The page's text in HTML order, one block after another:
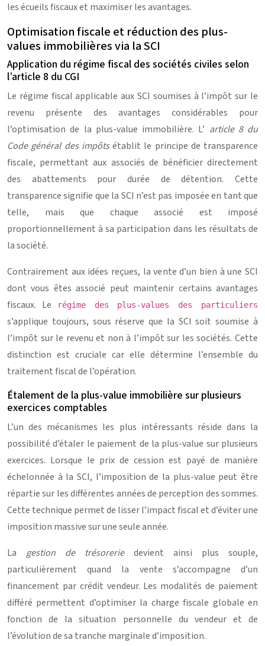
les écueils fiscaux et maximiser les avantages.
Optimisation fiscale et réduction des plus-
values immobilières via la SCI
Application du régime fiscal des sociétés civiles selon
l’article 8 du CGI
Le régime fiscal applicable aux SCI soumises à l’impôt sur le
revenu présente des avantages considérables pour
l’optimisation de la plus-value immobilière. L’ article 8 du
Code général des impôtsétablit le principe de transparence
fiscale, permettant aux associés de bénéficier directement
des abattements pour durée de détention. Cette
transparence signifie que la SCI n’est pas imposée en tant que
telle, mais que chaque associé est imposé
proportionnellement à sa participation dans les résultats de
la société.
Contrairement aux idées reçues, la vente d’un bien à une SCI
dont vous êtes associé peut maintenir certains avantages
fiscaux. Le
régime des plus-values des particuliers
s’applique toujours, sous réserve que la SCI soit soumise à
l’impôt sur le revenu et non à l’impôt sur les sociétés. Cette
distinction est cruciale car elle détermine l’ensemble du
traitement fiscal de l’opération.
Étalement de la plus-value immobilière sur plusieurs
exercices comptables
L’un des mécanismes les plus intéressants réside dans la
possibilité d’étaler le paiement de la plus-value sur plusieurs
exercices. Lorsque le prix de cession est payé de manière
échelonnée à la SCI, l’imposition de la plus-value peut être
répartie sur les différentes années de perception des sommes.
Cette technique permet de lisser l’impact fiscal et d’éviter une
imposition massive sur une seule année.
La gestion de trésorerie devient ainsi plus souple,
particulièrement quand la vente s’accompagne d’un
financement par crédit vendeur. Les modalités de paiement
différé permettent d’optimiser la charge fiscale globale en
fonction de la situation personnelle du vendeur et de
l’évolution de sa tranche marginale d’imposition.